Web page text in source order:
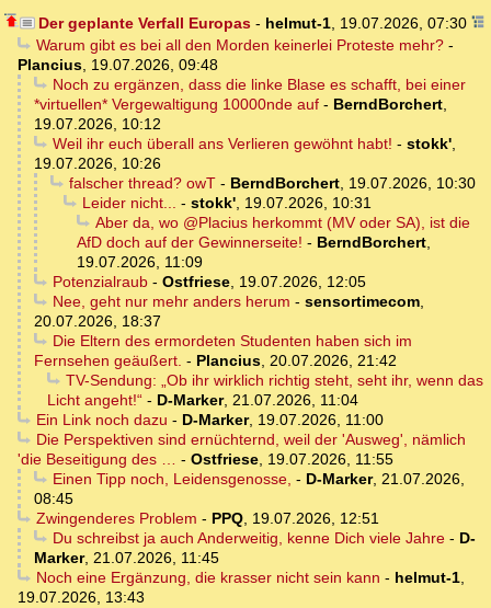
Der geplante Verfall Europas- helmut-1, 19.07.2026, 07:30
Warum gibt es bei all den Morden keinerlei Proteste mehr?-
Plancius, 19.07.2026, 09:48
Noch zu ergänzen, dass die linke Blase es schafft, bei einer
*virtuellen* Vergewaltigung 10000nde auf - BerndBorchert,
19.07.2026, 10:12
Weil ihr euch überall ans Verlieren gewöhnt habt! - stokk',
19.07.2026, 10:26
falscher thread? owT- BerndBorchert, 19.07.2026, 10:30
Leider nicht... - stokk', 19.07.2026, 10:31
Aber da, wo @Placius herkommt (MV oder SA), ist die
AfD doch auf der Gewinnerseite! - BerndBorchert,
19.07.2026, 11:09
Potenzialraub- Ostfriese, 19.07.2026, 12:05
Nee, geht nur mehr anders herum - sensortimecom,
20.07.2026, 18:37
Die Eltern des ermordeten Studenten haben sich im
Fernsehen geäußert. - Plancius, 20.07.2026, 21:42
TV-Sendung: „Ob ihr wirklich richtig steht, seht ihr, wenn das
Licht angeht!“ - D-Marker, 21.07.2026, 11:04
Ein Link noch dazu - D-Marker, 19.07.2026, 11:00
Die Perspektiven sind ernüchternd, weil der 'Ausweg', nämlich
'die Beseitigung des … - Ostfriese, 19.07.2026, 11:55
Einen Tipp noch, Leidensgenosse, - D-Marker, 21.07.2026,
08:45
Zwingenderes Problem - PPQ, 19.07.2026, 12:51
Du schreibst ja auch Anderweitig, kenne Dich viele Jahre- D-
Marker, 21.07.2026, 11:45
Noch eine Ergänzung, die krasser nicht sein kann - helmut-1,
19.07.2026, 13:43